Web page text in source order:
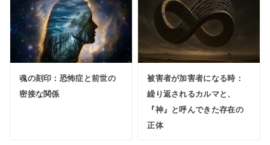
魂の刻印：恐怖症と前世の
密接な関係
被害者が加害者になる時：
繰り返されるカルマと、
『神』と呼んできた存在の
正体